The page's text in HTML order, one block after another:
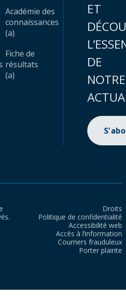
Académie des
connaissances
(a)
Fiche de
résultats
(a)
ET
DE
NOTRE
Droits
Politique de confidentialité
Accessibilité web
Accès à l’information
Courriers frauduleux
Porter plainte